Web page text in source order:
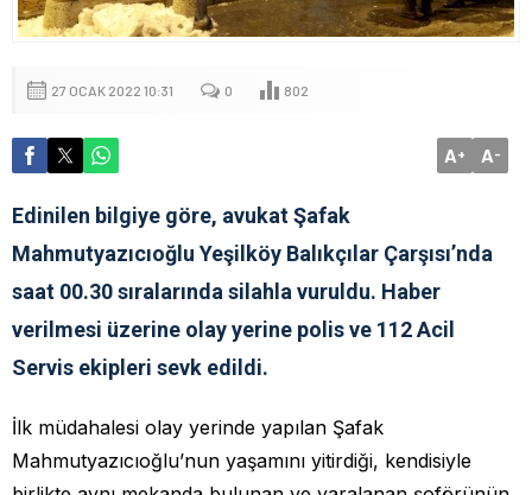
27 OCAK 2022 10:31 0 802
A+ A-
Edinilen bilgiye göre, avukat Şafak
Mahmutyazıcıoğlu Yeşilköy Balıkçılar Çarşısı’nda
saat 00.30 sıralarında silahla vuruldu. Haber
verilmesi üzerine olay yerine polis ve 112 Acil
Servis ekipleri sevk edildi.
İlk müdahalesi olay yerinde yapılan Şafak
Mahmutyazıcıoğlu’nun yaşamını yitirdiği, kendisiyle